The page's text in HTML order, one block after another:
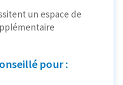
un espace de
pour :